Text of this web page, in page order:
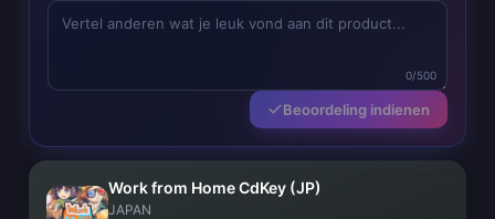
0/500
Beoordeling indienen
Work from Home CdKey (JP)
JAPAN